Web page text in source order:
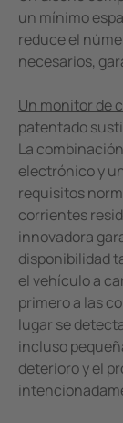
un mínimo
reduce el
necesarios,
Un monitor de
patentado
La
electrónico y
requisitos
corrientes
innovadora
disponibilidad
el vehículo a
primero a las
lugar se
incluso
deterioro y el